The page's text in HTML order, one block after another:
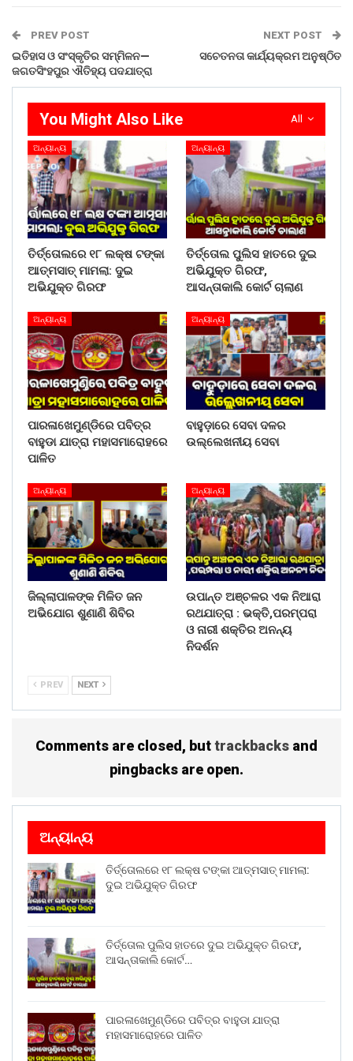
PREV POST
ଇତିହାସ ଓ ସଂସ୍କୃତିର ସମ୍ମିଳନ—
ଜଗତସିଂହପୁର ଐତିହ୍ୟ ପଦଯାତ୍ରା
NEXT POST
ସଚେତନତା କାର୍ଯ୍ୟକ୍ରମ ଅନୁଷ୍ଠିତ
All
You Might Also Like
ଅନ୍ୟାନ୍ୟ
ତିର୍ତ୍ତୋଲରେ ୧୮ ଲକ୍ଷ ଟଙ୍କା
ଆତ୍ମସାତ୍ ମାମଲା: ଦୁଇ
ଅଭିଯୁକ୍ତ ଗିରଫ
ଅନ୍ୟାନ୍ୟ
ତିର୍ତ୍ତୋଲ ପୁଲିସ ହାତରେ ଦୁଇ
ଅଭିଯୁକ୍ତ ଗିରଫ,
ଆସନ୍ତାକାଲି କୋର୍ଟ ଚାଲାଣ
ଅନ୍ୟାନ୍ୟ
ପାରଳାଖେମୁଣ୍ଡିରେ ପବିତ୍ର
ବାହୁଡା ଯାତ୍ରା ମହାସମାରୋହରେ
ପାଳିତ
ଅନ୍ୟାନ୍ୟ
ବାହୁଡ଼ାରେ ସେବା ଦଳର
ଉଲ୍ଲେଖନୀୟ ସେବା
ଅନ୍ୟାନ୍ୟ
ଜିଲ୍ଲାପାଳଙ୍କ ମିଳିତ ଜନ
ଅଭିଯୋଗ ଶୁଣାଣି ଶିବିର
ଅନ୍ୟାନ୍ୟ
ଉପାନ୍ତ ଅଞ୍ଚଳର ଏକ ନିଆରା
ରଥଯାତ୍ରା : ଭକ୍ତି,ପରମ୍ପରା
ଓ ନାରୀ ଶକ୍ତିର ଅନନ୍ୟ
ନିଦର୍ଶନ
PREV NEXT
Comments are closed, buttrackbacks and
pingbacks are open.
ଅନ୍ୟାନ୍ୟ
ତିର୍ତ୍ତୋଲରେ ୧୮ ଲକ୍ଷ ଟଙ୍କା ଆତ୍ମସାତ୍ ମାମଲା:
ଦୁଇ ଅଭିଯୁକ୍ତ ଗିରଫ
ତିର୍ତ୍ତୋଲ ପୁଲିସ ହାତରେ ଦୁଇ ଅଭିଯୁକ୍ତ ଗିରଫ,
ଆସନ୍ତାକାଲି କୋର୍ଟ…
ପାରଳାଖେମୁଣ୍ଡିରେ ପବିତ୍ର ବାହୁଡା ଯାତ୍ରା
ମହାସମାରୋହରେ ପାଳିତ